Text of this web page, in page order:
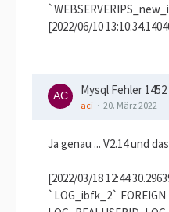
[2022/06/10
Mysql Fehler
aci 20. März 2022
Ja genau ... V2.14 und
[2022/03/18
`LOG_ibfk_2` FOREIGN